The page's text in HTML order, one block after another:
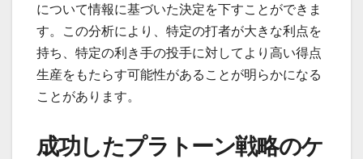
について情報に基づいた決定を下すことができま
す。この分析により、特定の打者が大きな利点を
持ち、特定の利き手の投手に対してより高い得点
生産をもたらす可能性があることが明らかになる
ことがあります。
成功したプラトーン戦略のケ